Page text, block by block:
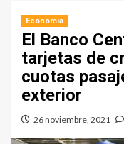
Economía
El Banco
tarjetas de
cuotas
exterior
26 noviembre, 2021